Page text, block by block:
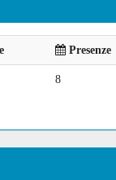
Presenze
8